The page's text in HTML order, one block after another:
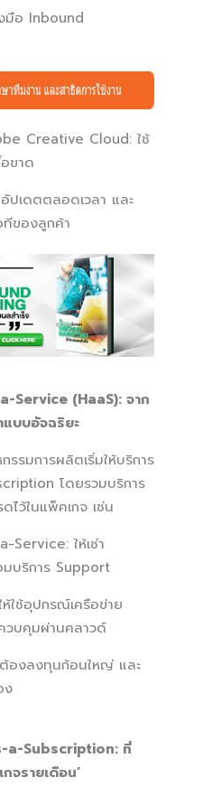
มือ Inbound
Creative Cloud: ใช้
ขาด
ปเดตตลอดเวลา และ
ของลูกค้า
Service (HaaS): จาก
แบบอัจฉริยะ
รรมการผลิตเริ่มให้บริการ
โดยรวมบริการ
ไว้ในแพ็คเกจ เช่น
Service: ให้เช่า
บริการ Support
ใช้อุปกรณ์เครือข่าย
บคุมผ่านคลาวด์
องลงทุนก้อนใหญ่ และ
ง
a-Subscription: ที่
จรายเดือน’